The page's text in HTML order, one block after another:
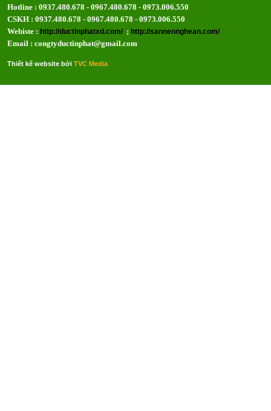
Hotline : 0937.480.678 - 0967.480.678 - 0973.006.550
CSKH : 0937.480.678 - 0967.480.678 - 0973.006.550
Webiste : http://ductinphatxd.com/ ; http://sannennghean.com/
Email : congtyductinphat@gmail.com
Thiết kế website bởi TVC Media